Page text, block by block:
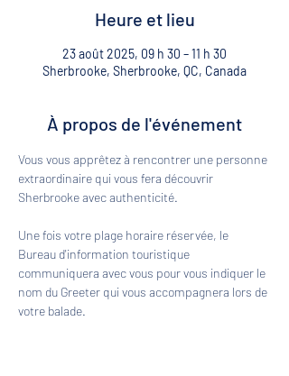
Heure et lieu
23 août 2025, 09 h 30 – 11 h 30
Sherbrooke, Sherbrooke, QC, Canada
À propos de l'événement
Vous vous apprêtez à rencontrer une personne
extraordinaire qui vous fera découvrir
Sherbrooke avec authenticité.
Une fois votre plage horaire réservée, le
Bureau d'information touristique
communiquera avec vous pour vous indiquer le
nom du Greeter qui vous accompagnera lors de
votre balade.